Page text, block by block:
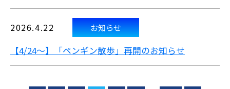
2026.4.22 お知らせ
【4/24～】「ペンギン散歩」再開のお知らせ